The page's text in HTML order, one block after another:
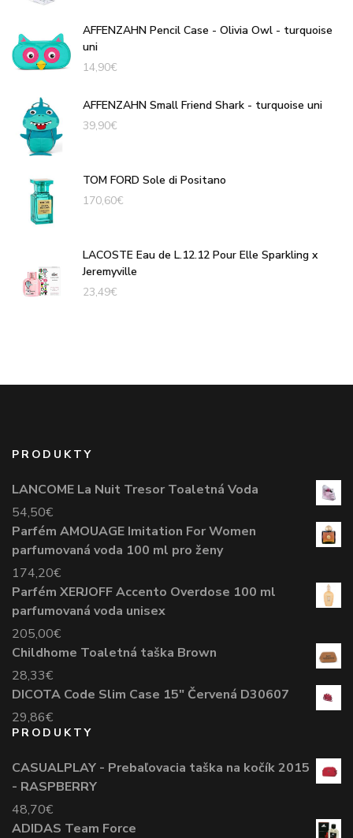
AFFENZAHN Pencil Case - Olivia Owl - turquoise
uni
14,90€
AFFENZAHN Small Friend Shark - turquoise uni
39,90€
TOM FORD Sole di Positano
170,60€
LACOSTE Eau de L.12.12 Pour Elle Sparkling x
Jeremyville
23,49€
PRODUKTY
LANCOME La Nuit Tresor Toaletná Voda
54,50€
Parfém AMOUAGE Imitation For Women
parfumovaná voda 100 ml pro ženy
174,20€
Parfém XERJOFF Accento Overdose 100 ml
parfumovaná voda unisex
205,00€
Childhome Toaletná taška Brown
28,33€
DICOTA Code Slim Case 15" Červená D30607
29,86€
PRODUKTY
CASUALPLAY - Prebaľovacia taška na kočík 2015
- RASPBERRY
48,70€
ADIDAS Team Force